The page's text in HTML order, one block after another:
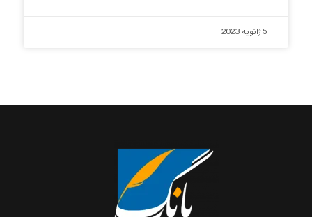
5 ژانویه 2023